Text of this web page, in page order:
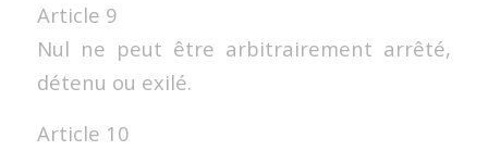
Article 9
Nul ne peut être arbitrairement arrêté,
détenu ou exilé.
Article 10